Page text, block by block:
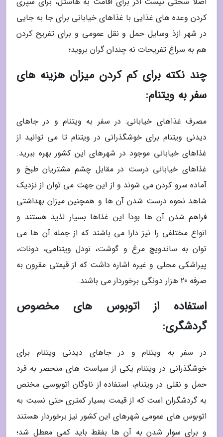
کردن وعده های غذایی با غذاهای خیابانی برای جا به جایی
در شهر ازذ وسایل حمل و نقل عمومی و برای تفریح کردن
هم به سراغ تفریحات نه چندان گران بروید؛
چند نکته برای کم کردن میزان هزینه های
سفر به ویتنام:
مصرف غذاهای خیابانی: در سفر به ویتنام و در جاهای
دیدنی ویتنام برای خوشگذرانی در ویتنام تا می توانید از
غذاهای خیابانی موجود در شهرهای این کشور بهره ببرید.
غذاهای خیابانی درست در مقابل چشم مشتریان طبخ و
آماده سرو کردن می شوند و از این جهت می توان از نزدیک
شاهد نحوه درست شدن آن ها و همچنین میزان بهداشتی
فراهم شدن آن ها بود! این غذاها بسیار لذیذ هستند و
انواع مختلفی را نیز دارا می باشند که از جمله آن ها می
توان به ساندویچ مرغ و گوشت، نودل ویتنامی، دونات،
پیراشکی محلی و غیره اشاره داشت که از قیمتی مقرون به
صرفه 20 هزار دونگی برخوردار می باشند.
استفاده از اتوبوس های مخصوص
گردشگری:
در سفر به ویتنام و در جاهای دیدنی ویتنام برای
خوشگذرانی در ویتنام یکی از سیاست های منحصر به فرد
حمل و نقلی در ویتنام، استفاده از ناوگان اتوبوسی مختص
به گردشگران است که از قیمت بسیار کمتری حتی نسبت به
اتوبوس های عمومی شهرهای این کشور نیز برخوردار هستند
و برای سوار شدن به آن ها بفقط باید کمی معطل شد؛